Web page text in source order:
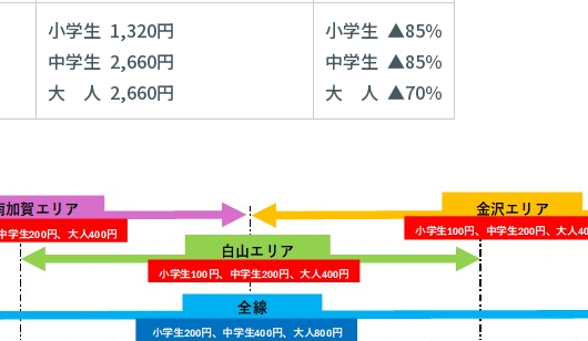
小学生 1,320円
中学生 2,660円
大 人 2,660円
小学生 ▲85％
中学生 ▲85％
大 人 ▲70％